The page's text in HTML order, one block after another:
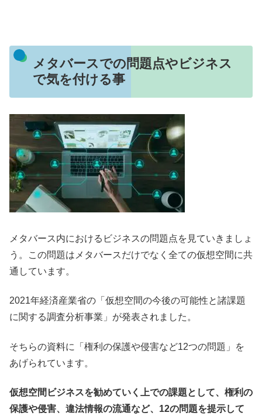
メタバースでの問題点やビジネス
で気を付ける事
メタバース内におけるビジネスの問題点を見ていきましょ
う。この問題はメタバースだけでなく全ての仮想空間に共
通しています。
2021年経済産業省の「仮想空間の今後の可能性と諸課題
に関する調査分析事業」が発表されました。
そちらの資料に「権利の保護や侵害など12つの問題」を
あげられています。
仮想空間ビジネスを勧めていく上での課題として、権利の
保護や侵害、違法情報の流通など、12の問題を提示して